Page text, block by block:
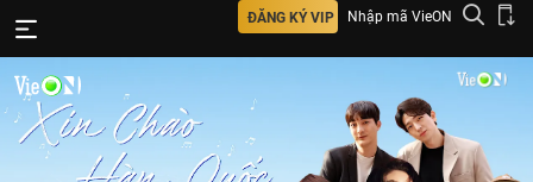
ĐĂNG KÝ VIP Nhập mã VieON